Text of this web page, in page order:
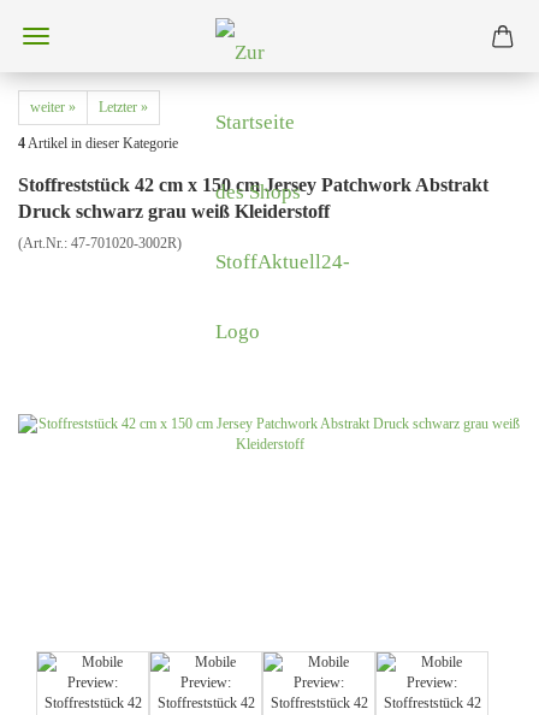
weiter » Letzter »
4Artikel in dieser Kategorie
Stoffreststück 42 cm x 150 cm Jersey Patchwork Abstrakt
Druck schwarz grau weiß Kleiderstoff​
(Art.Nr.: 47-701020-3002R)